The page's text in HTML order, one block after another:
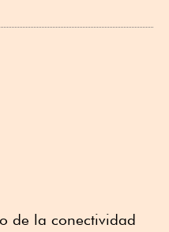
de la conectividad